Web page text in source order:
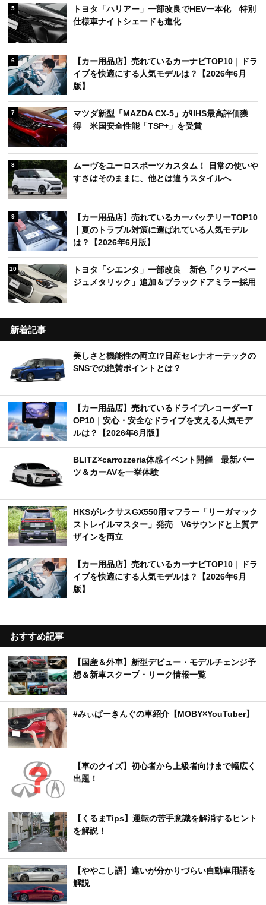
5
トヨタ「ハリアー」一部改良でHEV一本化 特別
仕様車ナイトシェードも進化
6
【カー用品店】売れているカーナビTOP10｜ドラ
イブを快適にする人気モデルは？【2026年6月
版】
7
マツダ新型「MAZDA CX-5」がIIHS最高評価獲
得 米国安全性能「TSP+」を受賞
8
ムーヴをユーロスポーツカスタム！ 日常の使いや
すさはそのままに、他とは違うスタイルへ
9
【カー用品店】売れているカーバッテリーTOP10
｜夏のトラブル対策に選ばれている人気モデル
は？【2026年6月版】
10
トヨタ「シエンタ」一部改良 新色「クリアベー
ジュメタリック」追加＆ブラックドアミラー採用
新着記事
美しさと機能性の両立!?日産セレナオーテックの
SNSでの絶賛ポイントとは？
【カー用品店】売れているドライブレコーダーT
OP10｜安心・安全なドライブを支える人気モデ
ルは？【2026年6月版】
BLITZ×carrozzeria体感イベント開催 最新パー
ツ＆カーAVを一挙体験
HKSがレクサスGX550用マフラー「リーガマック
ストレイルマスター」発売 V6サウンドと上質デ
ザインを両立
【カー用品店】売れているカーナビTOP10｜ドラ
イブを快適にする人気モデルは？【2026年6月
版】
おすすめ記事
【国産＆外車】新型デビュー・モデルチェンジ予
想＆新車スクープ・リーク情報一覧
#みぃぱーきんぐの車紹介【MOBY×YouTuber】
【車のクイズ】初心者から上級者向けまで幅広く
出題！
【くるまTips】運転の苦手意識を解消するヒント
を解説！
【ややこし語】違いが分かりづらい自動車用語を
解説